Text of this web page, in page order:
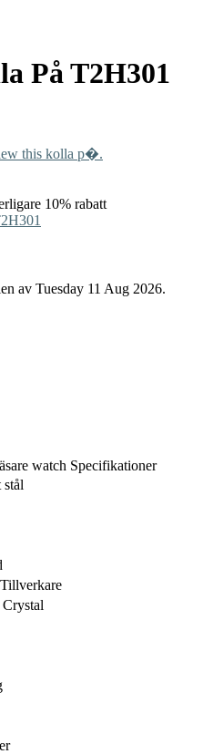
PåT2H301
this kolla p�.
10% rabatt
av Tuesday 11 Aug 2026.
watch Specifikationer